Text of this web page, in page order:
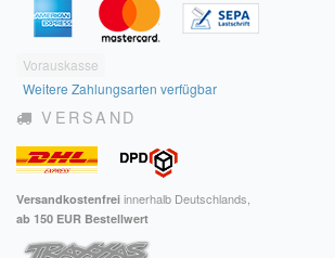
Vorauskasse
Weitere Zahlungsarten verfügbar
VERSAND
Versandkostenfrei innerhalb Deutschlands,
ab 150 EUR Bestellwert